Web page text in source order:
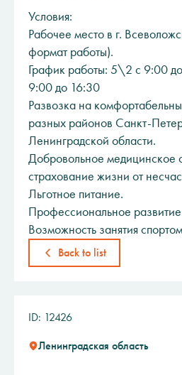
Условия:
Рабочее место в г.
формат работы).
График работы: 5\2 с 9:00
9:00 до 16:30
Развозка на
разных районов Санкт-
Ленинградской области.
Добровольное медицинское
страхование жизни от
Льготное питание.
Профессиональное
Возможность занятия
Back to list
ID: 12426
Ленинградская область